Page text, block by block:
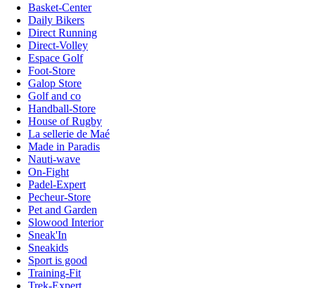
Basket-Center
Daily Bikers
Direct Running
Direct-Volley
Espace Golf
Foot-Store
Galop Store
Golf and co
Handball-Store
House of Rugby
La sellerie de Maé
Made in Paradis
Nauti-wave
On-Fight
Padel-Expert
Pecheur-Store
Pet and Garden
Slowood Interior
Sneak'In
Sneakids
Sport is good
Training-Fit
Trek-Expert